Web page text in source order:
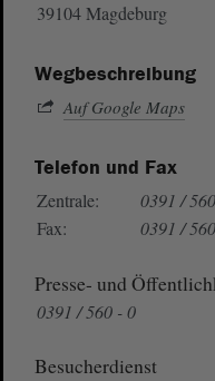
39104 Magdeburg
Wegbeschreibung
Auf Google Maps
Telefon und Fax
Zentrale:
0391 /
Fax:
0391 /
Presse- und
0391 / 560 - 0
Besucherdienst